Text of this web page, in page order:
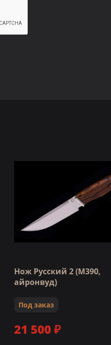
Нож Русский 2 (M390,
айронвуд)
Под заказ
21 500 ₽